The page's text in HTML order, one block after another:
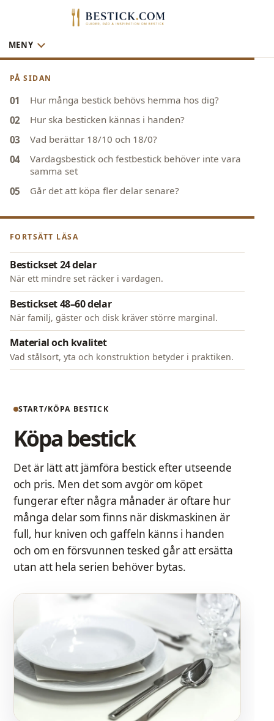
MENY
START KÖPA BESTICK
Köpa bestick
Det är lätt att jämföra bestick efter utseende
och pris. Men det som avgör om köpet
fungerar efter några månader är oftare hur
många delar som finns när diskmaskinen är
full, hur kniven och gaffeln känns i handen
och om en försvunnen tesked går att ersätta
utan att hela serien behöver bytas.
PÅ SIDAN
Hur många bestick behövs hemma hos dig?
Hur ska besticken kännas i handen?
Vad berättar 18/10 och 18/0?
Vardagsbestick och festbestick behöver inte vara
samma set
Går det att köpa fler delar senare?
FORTSÄTT LÄSA
Bestickset 24 delar
När ett mindre set räcker i vardagen.
Bestickset 48–60 delar
När familj, gäster och disk kräver större marginal.
Material och kvalitet
Vad stålsort, yta och konstruktion betyder i praktiken.